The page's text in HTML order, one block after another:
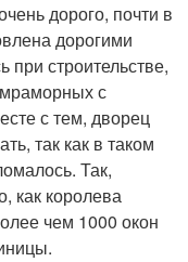
дорого, почти в
дорогими
строительстве,
с
с тем, дворец
так как в таком
Так,
как королева
чем 1000 окон